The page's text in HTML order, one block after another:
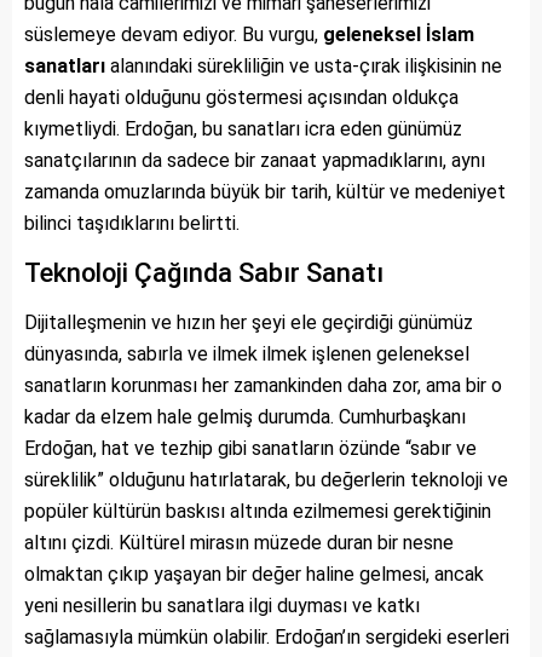
süslemeye devam ediyor. Bu vurgu, geleneksel İslam
sanatları alanındaki sürekliliğin ve usta-çırak ilişkisinin ne
denli hayati olduğunu göstermesi açısından oldukça
kıymetliydi. Erdoğan, bu sanatları icra eden günümüz
sanatçılarının da sadece bir zanaat yapmadıklarını, aynı
zamanda omuzlarında büyük bir tarih, kültür ve medeniyet
bilinci taşıdıklarını belirtti.
Teknoloji Çağında Sabır Sanatı
Dijitalleşmenin ve hızın her şeyi ele geçirdiği günümüz
dünyasında, sabırla ve ilmek ilmek işlenen geleneksel
sanatların korunması her zamankinden daha zor, ama bir o
kadar da elzem hale gelmiş durumda. Cumhurbaşkanı
Erdoğan, hat ve tezhip gibi sanatların özünde “sabır ve
süreklilik” olduğunu hatırlatarak, bu değerlerin teknoloji ve
popüler kültürün baskısı altında ezilmemesi gerektiğinin
altını çizdi. Kültürel mirasın müzede duran bir nesne
olmaktan çıkıp yaşayan bir değer haline gelmesi, ancak
yeni nesillerin bu sanatlara ilgi duyması ve katkı
sağlamasıyla mümkün olabilir. Erdoğan’ın sergideki eserleri